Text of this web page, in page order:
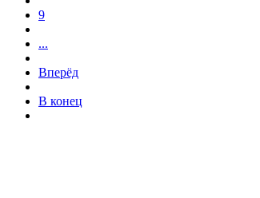
9
...
Вперёд
В конец